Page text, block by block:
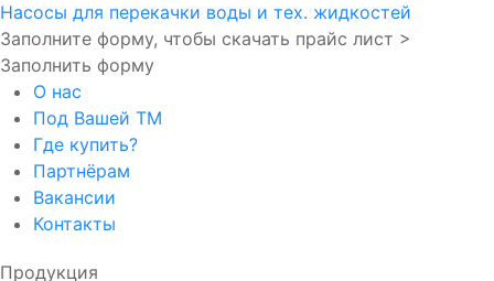
Насосы для перекачки воды и тех. жидкостей
Заполните форму, чтобы скачать прайс лист >
Заполнить форму
О нас
Под Вашей ТМ
Где купить?
Партнёрам
Вакансии
Контакты
Продукция